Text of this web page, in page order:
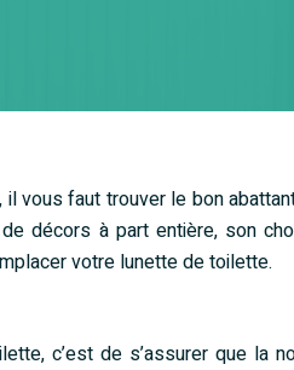
vous faut trouver le bon
décors à part entière, son
votre lunette de toilette.
c’est de s’assurer que la